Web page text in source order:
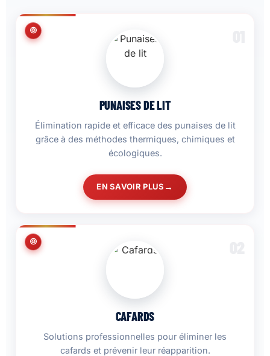
PUNAISES DE LIT
Élimination rapide et efficace des punaises de lit
grâce à des méthodes thermiques, chimiques et
écologiques.
EN SAVOIR PLUS
CAFARDS
Solutions professionnelles pour éliminer les
cafards et prévenir leur réapparition.